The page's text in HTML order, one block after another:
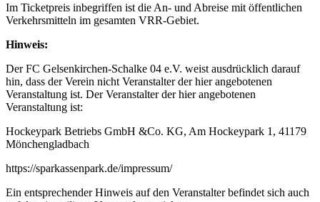
Im Ticketpreis inbegriffen ist die An- und Abreise mit öffentlichen
Verkehrsmitteln im gesamten VRR-Gebiet.
Hinweis:
Der FC Gelsenkirchen-Schalke 04 e.V. weist ausdrücklich darauf
hin, dass der Verein nicht Veranstalter der hier angebotenen
Veranstaltung ist. Der Veranstalter der hier angebotenen
Veranstaltung ist:
Hockeypark Betriebs GmbH &Co. KG, Am Hockeypark 1, 41179
Mönchengladbach
https://sparkassenpark.de/impressum/
Ein entsprechender Hinweis auf den Veranstalter befindet sich auch